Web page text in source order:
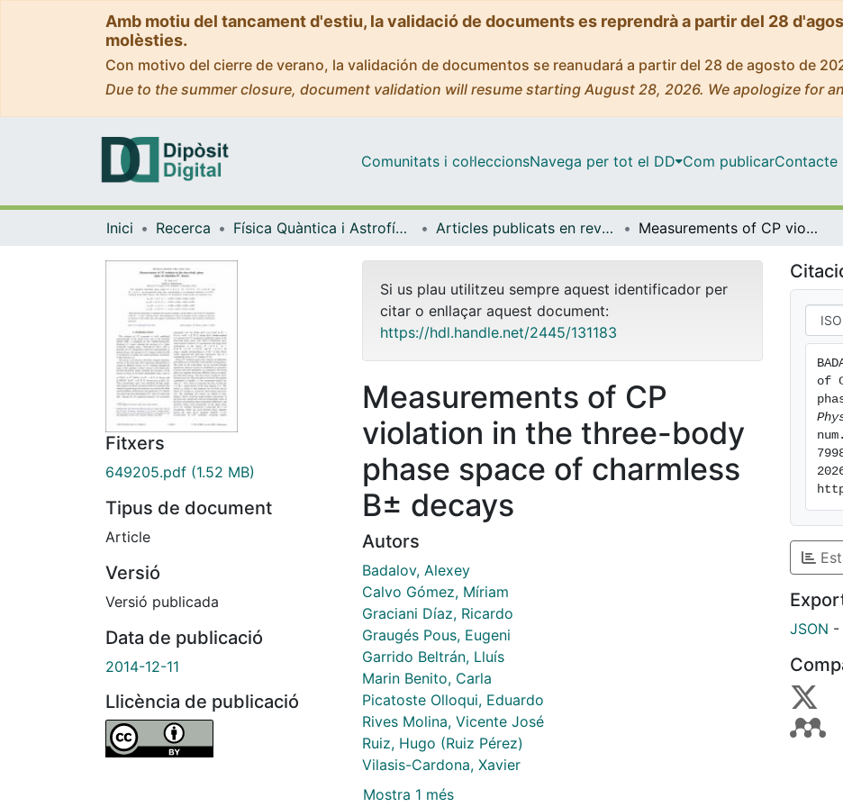
Amb motiu del tancament d'estiu, la validació de documents es reprendrà a partir del 28
molèsties.
Con motivo del cierre de verano, la validación de documentos se reanudará a partir del 28 de agosto de
Due to the summer closure, document validation will resume starting August 28, 2026. We apologize for
Comunitats i col·leccionsNavega per tot el DD Com publicarContacte
Inici Recerca Física Quàntica i Astrofísica Articles publicats en revistes (Física Quàntica i Astrofísica) Measurements of CP violation in the three-body phase space of charmless B± decays
Fitxers
649205.pdf (1.52 MB)
Tipus de document
Article
Versió
Versió publicada
Data de publicació
2014-12-11
Llicència de publicació
Si us plau utilitzeu sempre aquest identificador per
citar o enllaçar aquest document:
https://hdl.handle.net/2445/131183
Measurements of CP
violation in the three-body
phase space of charmless
B± decays
Autors
Badalov, Alexey
Calvo Gómez, Míriam
Graciani Díaz, Ricardo
Graugés Pous, Eugeni
Garrido Beltrán, Lluís
Marin Benito, Carla
Picatoste Olloqui, Eduardo
Rives Molina, Vicente José
Ruiz, Hugo (Ruiz Pérez)
Vilasis-Cardona, Xavier
Mostra 1 més
of
JSON -